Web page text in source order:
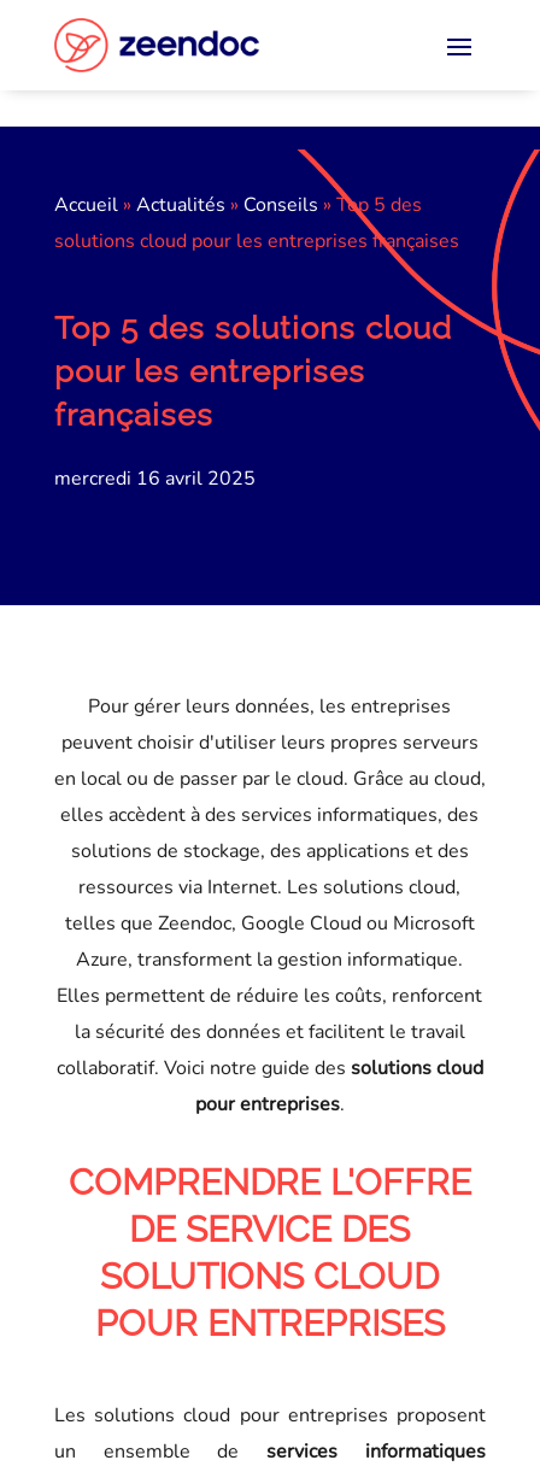
Accueil» Actualités » Conseils » Top 5 des
solutions cloud pour les entreprises françaises
Top 5 des solutions cloud
pour les entreprises
françaises
mercredi 16 avril 2025
Pour gérer leurs données, les entreprises
peuvent choisir d'utiliser leurs propres serveurs
en local ou de passer par le cloud. Grâce au cloud,
elles accèdent à des services informatiques, des
solutions de stockage, des applications et des
ressources via Internet. Les solutions cloud,
telles que Zeendoc, Google Cloud ou Microsoft
Azure, transforment la gestion informatique.
Elles permettent de réduire les coûts, renforcent
la sécurité des données et facilitent le travail
collaboratif. Voici notre guide des solutions cloud
pour entreprises.
COMPRENDRE L'OFFRE
DE SERVICE DES
SOLUTIONS CLOUD
POUR ENTREPRISES
Les solutions cloud pour entreprises proposent
un ensemble deservices informatiques
Panneau de gestion des cookies